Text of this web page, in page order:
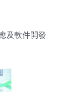
及軟件開發